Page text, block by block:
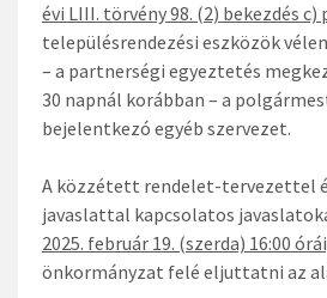
évi LIII. törvény 98. (2) bekezdés c)
településrendezési eszközök
– a partnerségi egyeztetés
30 napnál korábban – a
bejelentkezó egyéb szervezet.
A közzétett rendelet-tervezettel
javaslattal kapcsolatos
2025. február 19. (szerda) 16:00
önkormányzat felé eljuttatni az